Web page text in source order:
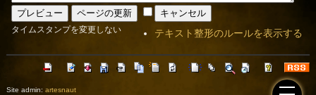
タイムスタンプを変更しない テキスト整形のルールを表示する
Site admin: artesnaut